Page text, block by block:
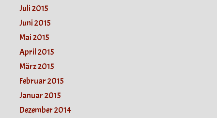
Juli 2015
Juni 2015
Mai 2015
April 2015
März 2015
Februar 2015
Januar 2015
Dezember 2014